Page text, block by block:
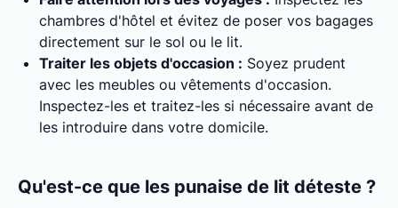
chambres d'hôtel et évitez de poser vos bagages
directement sur le sol ou le lit.
Traiter les objets d'occasion : Soyez prudent
avec les meubles ou vêtements d'occasion.
Inspectez-les et traitez-les si nécessaire avant de
les introduire dans votre domicile.
Qu'est-ce que les punaise de lit déteste ?